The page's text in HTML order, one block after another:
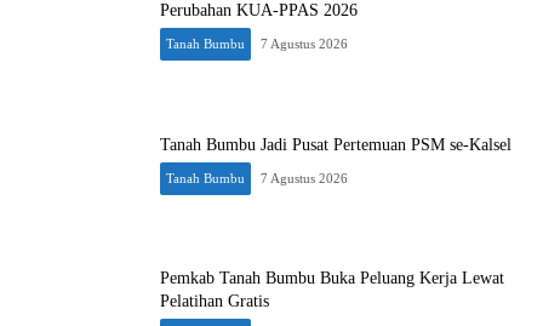
Perubahan KUA-PPAS 2026
Tanah Bumbu 7 Agustus 2026
Tanah Bumbu Jadi Pusat Pertemuan PSM se-Kalsel
Tanah Bumbu 7 Agustus 2026
Pemkab Tanah Bumbu Buka Peluang Kerja Lewat
Pelatihan Gratis